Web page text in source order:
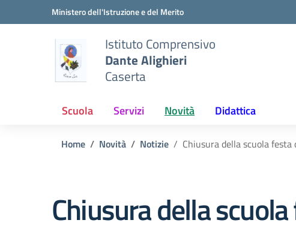
Vai ai contenuti
Vai al menu di navigazioneMinistero dell'Istruzione e del Merito
Istituto Comprensivo
Dante Alighieri
Caserta
Scuola Servizi Novità Didattica
Home Novità Notizie Chiusura della scuola festa
Chiusura della